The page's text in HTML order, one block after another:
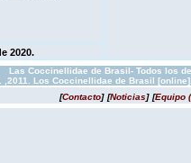
2020.
Las Coccinellidae de Brasil- Todos los
,2011. Los Coccinellidae de Brasil
[Contacto] [Noticias] [Equipo